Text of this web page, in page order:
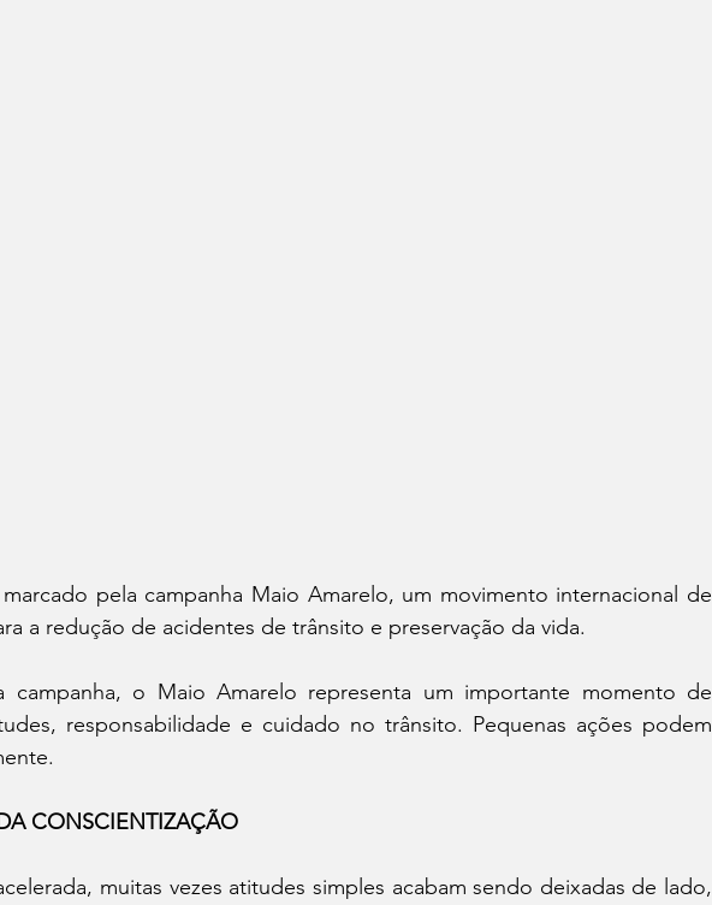
pela campanha Maio Amarelo, um movimento internacional de
a redução de acidentes de trânsito e preservação da vida.
campanha, o Maio Amarelo representa um importante momento de
responsabilidade e cuidado no trânsito. Pequenas ações podem
CONSCIENTIZAÇÃO
muitas vezes atitudes simples acabam sendo deixadas de lado,